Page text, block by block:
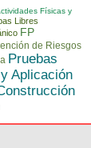
Físicas y
Libres
FP
de Riesgos
Pruebas
Aplicación